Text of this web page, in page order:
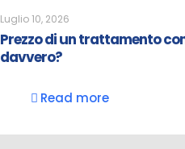
Luglio 10, 2026
Prezzo di un trattamento
davvero?
Read more